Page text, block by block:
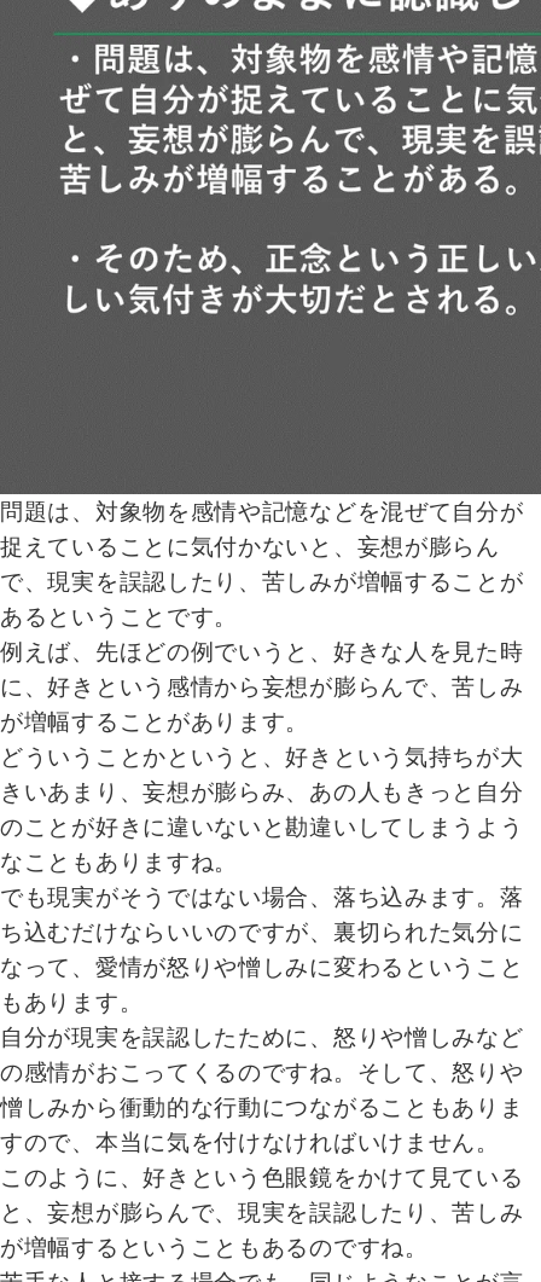
問題は、対象物を感情や記憶などを混ぜて自分が
捉えていることに気付かないと、妄想が膨らん
で、現実を誤認したり、苦しみが増幅することが
あるということです。
例えば、先ほどの例でいうと、好きな人を見た時
に、好きという感情から妄想が膨らんで、苦しみ
が増幅することがあります。
どういうことかというと、好きという気持ちが大
きいあまり、妄想が膨らみ、あの人もきっと自分
のことが好きに違いないと勘違いしてしまうよう
なこともありますね。
でも現実がそうではない場合、落ち込みます。落
ち込むだけならいいのですが、裏切られた気分に
なって、愛情が怒りや憎しみに変わるということ
もあります。
自分が現実を誤認したために、怒りや憎しみなど
の感情がおこってくるのですね。そして、怒りや
憎しみから衝動的な行動につながることもありま
すので、本当に気を付けなければいけません。
このように、好きという色眼鏡をかけて見ている
と、妄想が膨らんで、現実を誤認したり、苦しみ
が増幅するということもあるのですね。